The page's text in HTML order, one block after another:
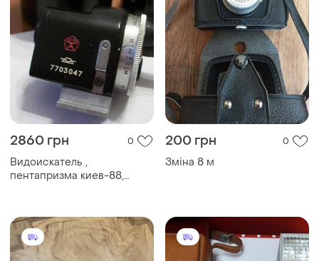
2860 грн 0
Видоискатель ,
пентапризма киев-88,
200 грн 0
Зміна 8 м